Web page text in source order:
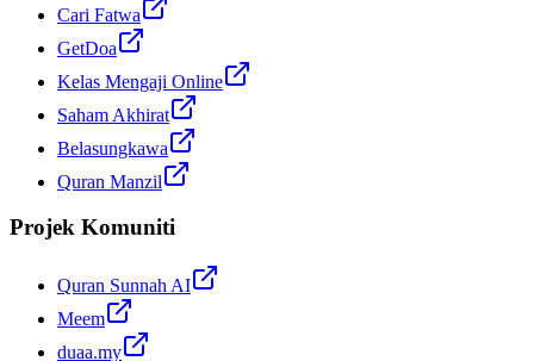
Cari Fatwa
GetDoa
Kelas Mengaji Online
Saham Akhirat
Belasungkawa
Quran Manzil
Projek Komuniti
Quran Sunnah AI
Meem
duaa.my